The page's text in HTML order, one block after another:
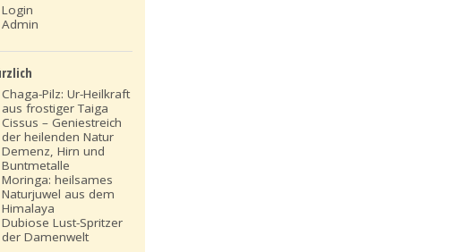
Login
Admin
Chaga-Pilz: Ur-Heilkraft
aus frostiger Taiga
Cissus – Geniestreich
der heilenden Natur
Demenz, Hirn und
Buntmetalle
Moringa: heilsames
Naturjuwel aus dem
Himalaya
Dubiose Lust-Spritzer
der Damenwelt